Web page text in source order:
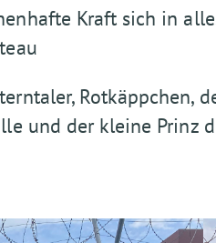
Kraft sich in
Rotkäppchen,
und der kleine Prinz